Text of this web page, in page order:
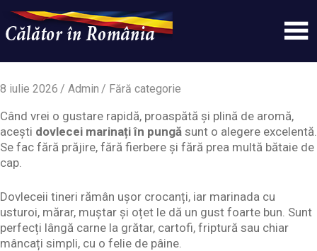
content
Calatorinromania
simplu
WordPress
8 iulie 2026 Admin Fără categorie
Când vrei o gustare rapidă, proaspătă și plină de aromă,
acești dovlecei marinați în pungă sunt o alegere excelentă.
Se fac fără prăjire, fără fierbere și fără prea multă bătaie de
cap.
Dovleceii tineri rămân ușor crocanți, iar marinada cu
usturoi, mărar, muștar și oțet le dă un gust foarte bun. Sunt
perfecți lângă carne la grătar, cartofi, friptură sau chiar
mâncați simpli, cu o felie de pâine.